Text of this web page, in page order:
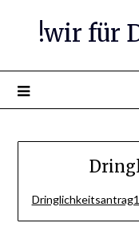
!wir für
Dringlichkeitsantrag1